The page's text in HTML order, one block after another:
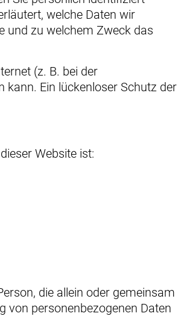
welche Daten wir
und zu welchem Zweck das
(z. B. bei der
Ein lückenloser Schutz der
Website ist:
die allein oder gemeinsam
von personenbezogenen Daten